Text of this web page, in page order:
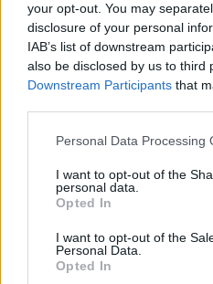
your opt-out. You may
disclosure of your personal
IAB’s list of downstream
also be disclosed by us to third
Downstream Participants that
Personal Data Processing
I want to opt-out of the
personal data.
Opted In
I want to opt-out of the
Personal Data.
Opted In
più ostili. Mentre il notebook VAS
polvere e le gocce d’acqua, il
resistente ai getti d’acqua ad alta
customizzate per le officine, per
stabile delle attrezzature di
sono state ulteriormente
qualità di Volkswagen.
“Utilizzando l’hardware robusto